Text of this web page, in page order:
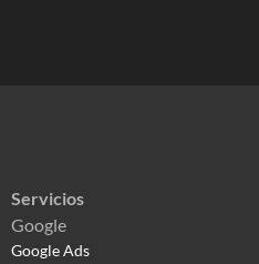
Servicios
Google
Google Ads